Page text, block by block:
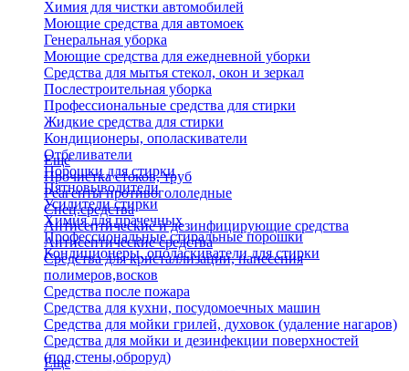
Химия для чистки автомобилей
Моющие средства для автомоек
Генеральная уборка
Моющие средства для ежедневной уборки
Средства для мытья стекол, окон и зеркал
Послестроительная уборка
Профессиональные средства для стирки
Жидкие средства для стирки
Кондиционеры, ополаскиватели
Отбеливатели
Порошки для стирки
Пятновыводители
Усилители стирки
Химия для прачечных
Профессиональные стиральные порошки
Кондиционеры, ополаскиватели для стирки
Еще
Прочистка стоков, труб
Реагенты противогололедные
Спец.средства
Антисептические и дезинфицирующие средства
Антисептические средства
Средства для кристаллизации, нанесения
полимеров,восков
Средства после пожара
Средства для кухни, посудомоечных машин
Средства для мойки грилей, духовок (удаление нагаров)
Средства для мойки и дезинфекции поверхностей
(пол,стены,оброруд)
Еще